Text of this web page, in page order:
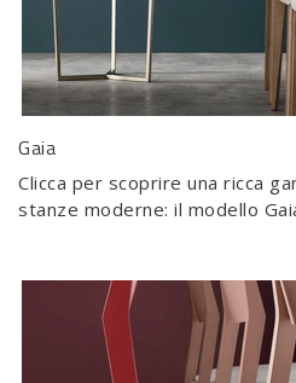
Gaia
Clicca per scoprire una ricca
stanze moderne: il modello